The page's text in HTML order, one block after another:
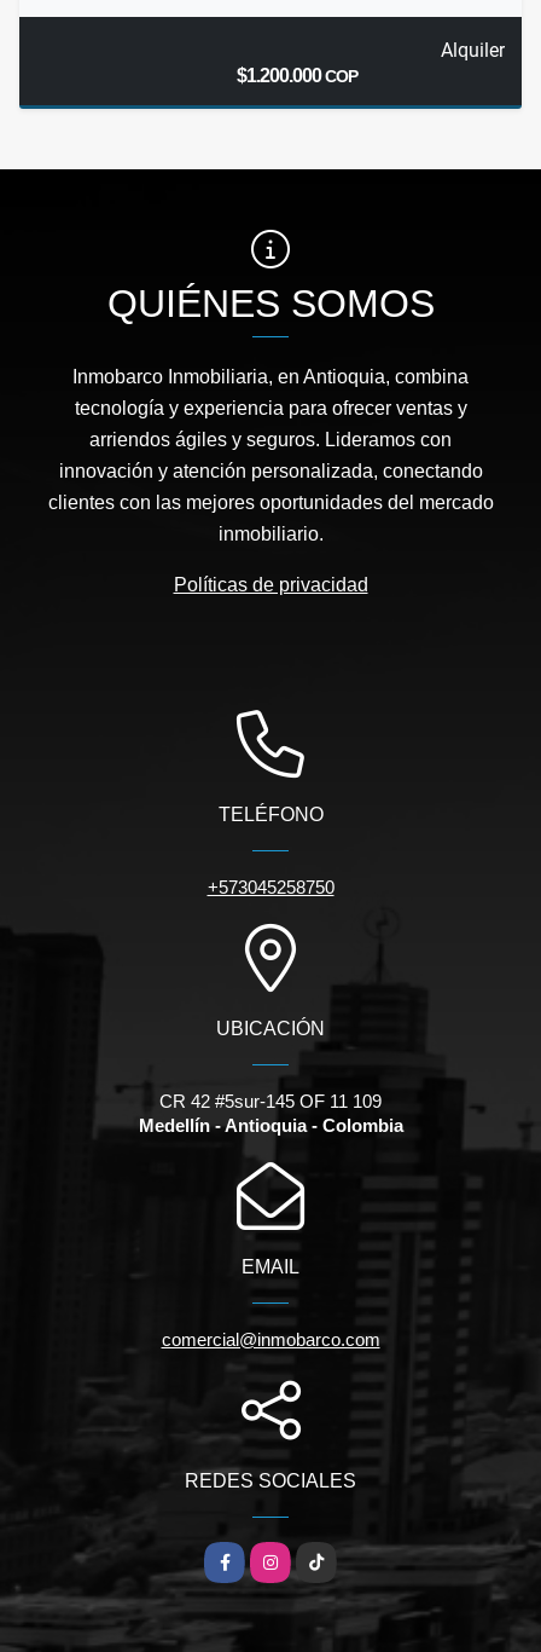
Alquiler
$1.200.000COP
QUIÉNES SOMOS
Inmobarco Inmobiliaria, en Antioquia, combina
tecnología y experiencia para ofrecer ventas y
arriendos ágiles y seguros. Lideramos con
innovación y atención personalizada, conectando
clientes con las mejores oportunidades del mercado
inmobiliario.
Políticas de privacidad
TELÉFONO
+573045258750
UBICACIÓN
CR 42 #5sur-145 OF 11 109
Medellín - Antioquia - Colombia
EMAIL
comercial@inmobarco.com
REDES SOCIALES
FacebookInstagramTikTok